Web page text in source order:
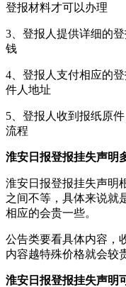
登报材料才可以办理
3、登报人提供详细的
钱
4、登报人支付相应的
件人地址
5、登报人收到报纸原
流程
淮安日报登报挂失声明
淮安日报登报挂失声明
之间不等，具体来说就
相应的会贵一些。
公告类要看具体内容，
内容越特殊价格就会较
淮安日报登报挂失声明